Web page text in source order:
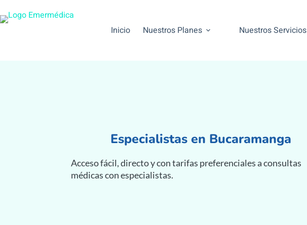
Inicio Nuestros Planes Nuestros Servicios
Especialistas en Bucaramanga
Acceso fácil, directo y con tarifas preferenciales a consultas
médicas con especialistas.